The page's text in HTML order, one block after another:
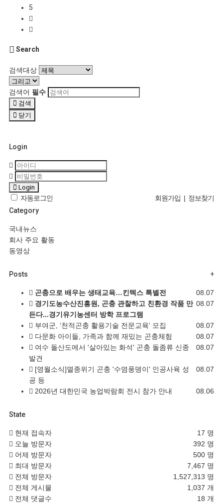
5
Search
검색대상
검색어 필수
검색
닫기
Login
Login
자동로그인 회원가입 | 정보찾기
Category
국내뉴스
회사 주요 활동
동영상
+
Posts
08.07
곤충으로 배우는 생태교육…킨텍스 특별전
08.07
경기도농수산진흥원, 곤충 관찰하고 친환경 작품 만
든다...경기유기농센터 방학 프로그램
08.07
부여군, ‘천적곤충 활용기술 전문교육’ 모집
08.07
다문화 아이들, 가족과 함께 재밌는 곤충체험
08.07
여수 돌산도에서 '살아있는 화석' 곤충 돌좀류 신종
발견
08.07
[영월소식]멸종위기 곤충 '수염풍뎅이' 인공사육 성
공 등
08.06
2026년 대한민국 농업박람회 전시 참가 안내
State
현재 접속자
17 명
오늘 방문자
392 명
어제 방문자
500 명
최대 방문자
7,467 명
전체 방문자
1,527,313 명
전체 게시물
1,037 개
전체 댓글수
18 개